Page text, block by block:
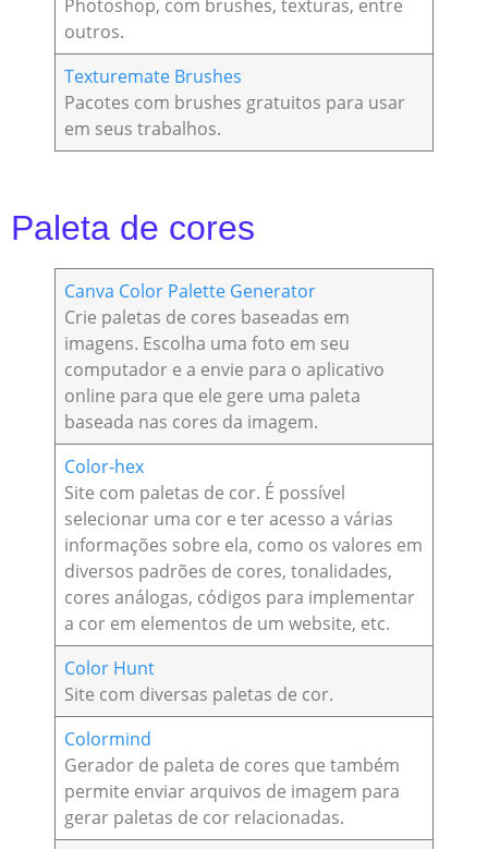
Photoshop, com brushes, texturas, entre
outros.
Texturemate Brushes
Pacotes com brushes gratuitos para usar
em seus trabalhos.
Paleta de cores
Canva Color Palette Generator
Crie paletas de cores baseadas em
imagens. Escolha uma foto em seu
computador e a envie para o aplicativo
online para que ele gere uma paleta
baseada nas cores da imagem.
Color-hex
Site com paletas de cor. É possível
selecionar uma cor e ter acesso a várias
informações sobre ela, como os valores em
diversos padrões de cores, tonalidades,
cores análogas, códigos para implementar
a cor em elementos de um website, etc.
Color Hunt
Site com diversas paletas de cor.
Colormind
Gerador de paleta de cores que também
permite enviar arquivos de imagem para
gerar paletas de cor relacionadas.